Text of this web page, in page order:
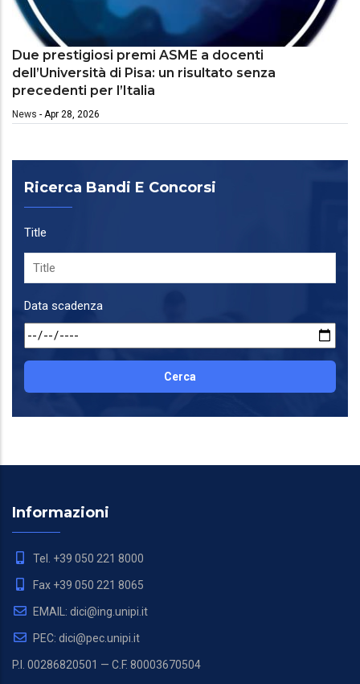
Due prestigiosi premi ASME a docenti
dell’Università di Pisa: un risultato senza
precedenti per l’Italia
News - Apr 28, 2026
Ricerca Bandi E Concorsi
Title
Data scadenza
Informazioni
Tel. +39 050 221 8000
Fax +39 050 221 8065
EMAIL: dici@ing.unipi.it
PEC: dici@pec.unipi.it
P.I. 00286820501 — C.F. 80003670504